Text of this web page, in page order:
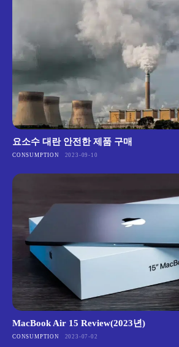
요소수 대란 안전한 제품 구매
CONSUMPTION 2023-09-10
MacBook Air 15 Review(2023년)
CONSUMPTION 2023-07-02